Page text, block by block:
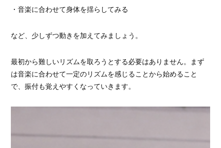
・音楽に合わせて身体を揺らしてみる
など、少しずつ動きを加えてみましょう。
最初から難しいリズムを取ろうとする必要はありません。まず
は音楽に合わせて一定のリズムを感じることから始めること
で、振付も覚えやすくなっていきます。